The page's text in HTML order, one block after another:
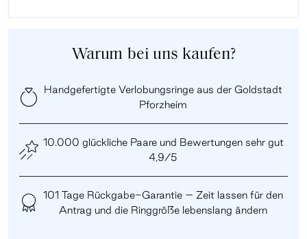
Warum bei uns kaufen?
Handgefertigte Verlobungsringe aus der Goldstadt
Pforzheim
10.000 glückliche Paare und Bewertungen sehr gut
4,9/5
101 Tage Rückgabe-Garantie – Zeit lassen für den
Antrag und die Ringgröße lebenslang ändern